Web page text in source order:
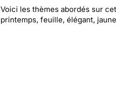
Voici les thèmes abordés sur
printemps, feuille, élégant,